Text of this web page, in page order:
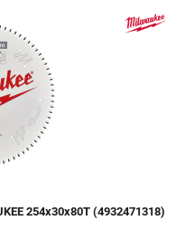
254x30x80Т (4932471318)